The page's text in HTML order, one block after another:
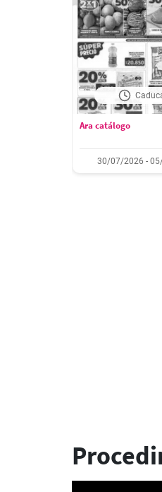
Ara catálogo
30/07/2026 -